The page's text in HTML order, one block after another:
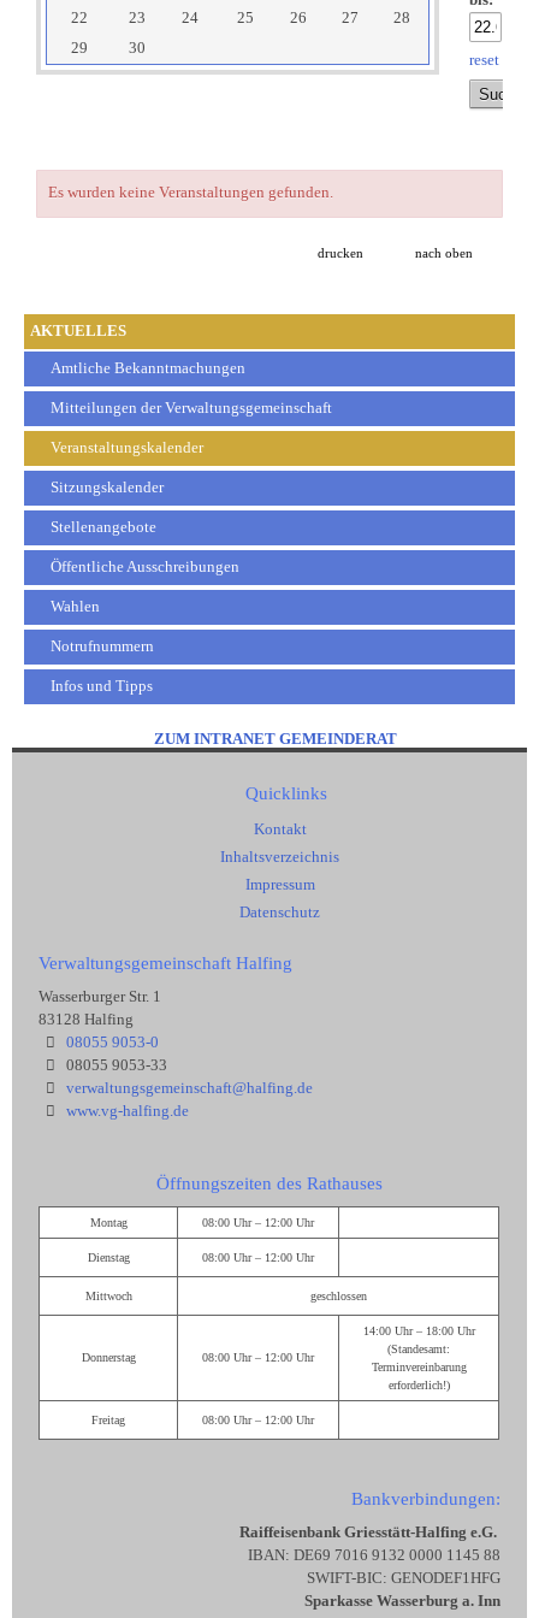
AKTUELLES
Amtliche Bekanntmachungen
Mitteilungen der Verwaltungsgemeinschaft
Veranstaltungskalender
Sitzungskalender
Stellenangebote
Öffentliche Ausschreibungen
Wahlen
Notrufnummern
Infos und Tipps
22
23 24 25 26 27
28
29
30
reset
Es wurden keine Veranstaltungen gefunden.
drucken nach oben
ZUM INTRANET GEMEINDERAT
Quicklinks
Kontakt
Inhaltsverzeichnis
Impressum
Datenschutz
Verwaltungsgemeinschaft Halfing
Wasserburger Str. 1
83128 Halfing
08055 9053-0
08055 9053-33
verwaltungsgemeinschaft@halfing.de
www.vg-halfing.de
Öffnungszeiten des Rathauses
Montag 08:00 Uhr – 12:00 Uhr
Dienstag 08:00 Uhr – 12:00 Uhr
Mittwoch geschlossen
Donnerstag 08:00 Uhr – 12:00 Uhr
14:00 Uhr – 18:00 Uhr
(Standesamt:
Terminvereinbarung
erforderlich!)
Freitag 08:00 Uhr – 12:00 Uhr
Bankverbindungen:
Raiffeisenbank Griesstätt-Halfing e.G.
IBAN: DE69 7016 9132 0000 1145 88
SWIFT-BIC: GENODEF1HFG
Sparkasse Wasserburg a. Inn